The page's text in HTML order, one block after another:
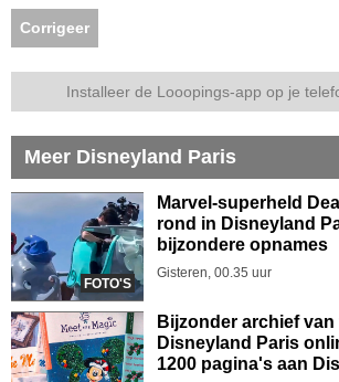
Corrigeer
Installeer de Looopings-app op je
Meer Disneyland Paris
FOTO'S
Marvel-superheld
rond in Disneyland
bijzondere opnames
Gisteren, 00.35 uur
Bijzonder archief
Disneyland Paris
1200 pagina's aan